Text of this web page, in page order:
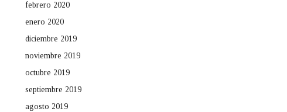
febrero 2020
enero 2020
diciembre 2019
noviembre 2019
octubre 2019
septiembre 2019
agosto 2019